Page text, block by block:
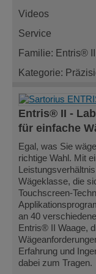
Videos
Service
Familie: Entris® II
Kategorie:
Entris® II -
für einfache
Egal, was Sie
richtige Wahl. Mit
Wägeklasse, die
Touchscreen-
an 40
Entris® II Waage,
Erfahrung und
dabei zum Tragen.